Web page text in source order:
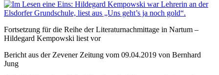
Fortsetzung für die Reihe der Literaturnachmittage in Nartum –
Hildegard Kempowski liest vor
Bericht aus der Zevener Zeitung vom 09.04.2019 von Bernhard
Jung